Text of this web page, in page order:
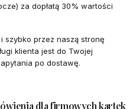
za dopłatą 30% wartości
szybko przez naszą stronę
klienta jest do Twojej
po dostawę.
dla firmowych kartek